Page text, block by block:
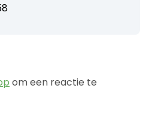
om een reactie te